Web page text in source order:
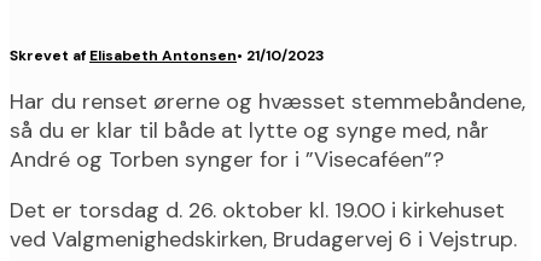
Skrevet af Elisabeth Antonsen• 21/10/2023
Har du renset ørerne og hvæsset stemmebåndene,
så du er klar til både at lytte og synge med, når
André og Torben synger for i ”Visecaféen”?
Det er torsdag d. 26. oktober kl. 19.00 i kirkehuset
ved Valgmenighedskirken, Brudagervej 6 i Vejstrup.